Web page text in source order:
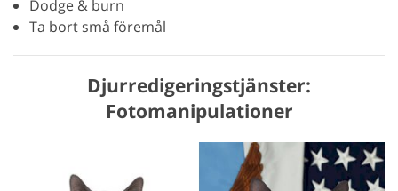
Dodge & burn
Ta bort små föremål
Djurredigeringstjänster:
Fotomanipulationer